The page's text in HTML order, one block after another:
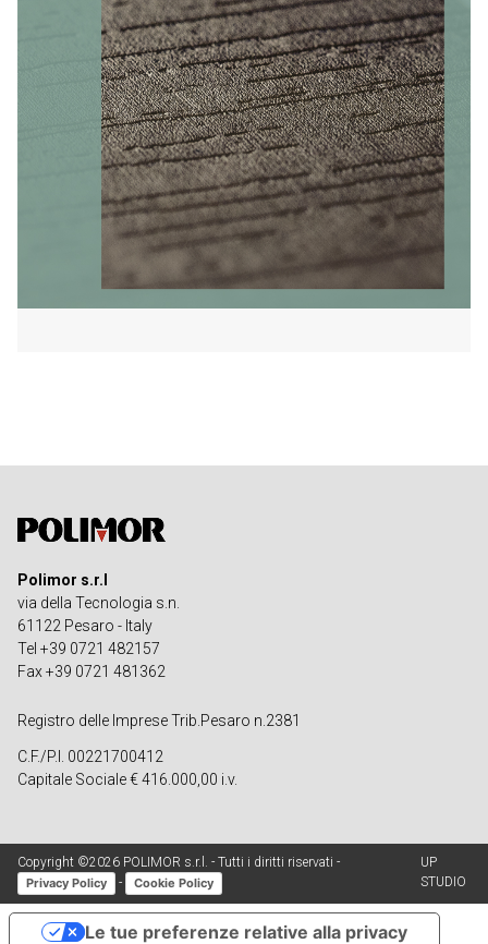
Polimor s.r.l
via della Tecnologia s.n.
61122 Pesaro - Italy
Tel +39 0721 482157
Fax +39 0721 481362
Registro delle Imprese Trib.Pesaro n.2381
C.F./P.I. 00221700412
Capitale Sociale € 416.000,00 i.v.
Copyright ©2026 POLIMOR s.r.l. - Tutti i diritti riservati -
Privacy Policy
- Cookie Policy
UP
STUDIO
Le tue preferenze relative alla privacy